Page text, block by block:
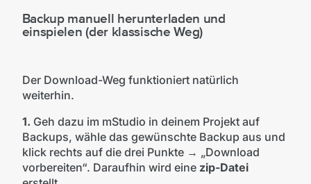
Backup manuell herunterladen und
einspielen (der klassische Weg)
Der Download-Weg funktioniert natürlich
weiterhin.
1. Geh dazu im mStudio in deinem Projekt auf
Backups, wähle das gewünschte Backup aus und
klick rechts auf die drei Punkte → „Download
vorbereiten“. Daraufhin wird eine zip-Datei